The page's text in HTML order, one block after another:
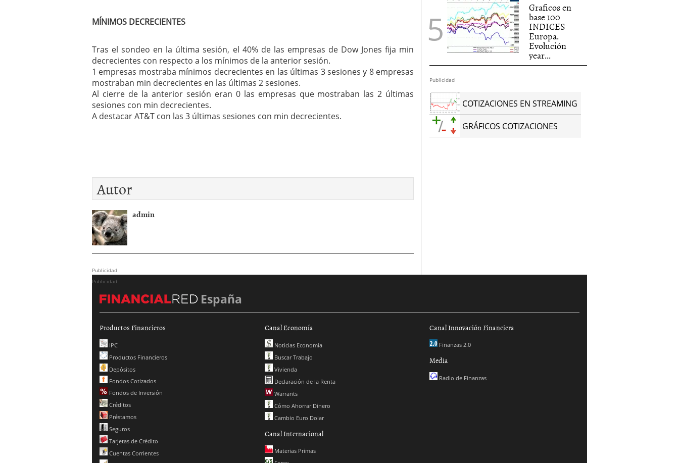
MÍNIMOS DECRECIENTES
Tras el sondeo en la última sesión, el 40% de las empresas de Dow Jones fija min
decrecientes con respecto a los mínimos de la anterior sesión.
1 empresas mostraba mínimos decrecientes en las últimas 3 sesiones y 8 empresas
mostraban min decrecientes en las últimas 2 sesiones.
Al cierre de la anterior sesión eran 0 las empresas que mostraban las 2 últimas
sesiones con min decrecientes.
A destacar AT&T con las 3 últimas sesiones con min decrecientes.
Autor
admin
Publicidad
Graficos en
base 100
INDICES
Europa.
Evolución
year...
Publicidad
COTIZACIONES EN STREAMING
GRÁFICOS COTIZACIONES
Publicidad
España
Productos Financieros
IPC
Productos Financieros
Depósitos
Fondos Cotizados
Fondos de Inversión
Créditos
Préstamos
Seguros
Tarjetas de Crédito
Cuentas Corrientes
Canal Economía
Noticias Economía
Buscar Trabajo
Vivienda
Declaración de la Renta
Warrants
Cómo Ahorrar Dinero
Cambio Euro Dolar
Canal Internacional
Materias Primas
Canal Innovación Financiera
Finanzas 2.0
Media
Radio de Finanzas